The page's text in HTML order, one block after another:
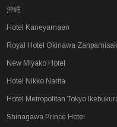
沖縄
Hotel Kaneyamaen
Royal Hotel Okinawa
New Miyako Hotel
Hotel Nikko Narita
Hotel Metropolitan Tokyo
Shinagawa Prince Hotel